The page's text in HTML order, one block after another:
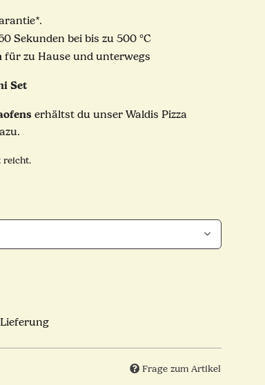
Sekunden bei bis zu 500 °C
für zu Hause und unterwegs
Set
erhältst du unser Waldis Pizza
reicht.
Frage zum Artikel